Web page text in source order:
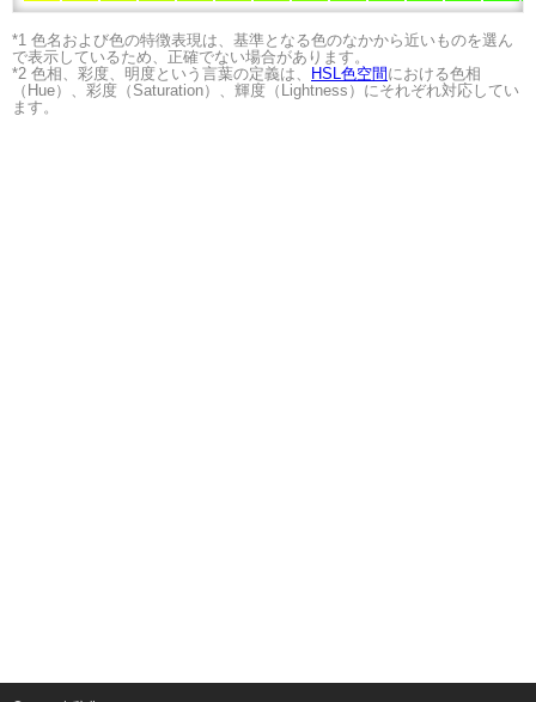
*1 色名および色の特徴表現は、基準となる色のなかから近いものを選ん
で表示しているため、正確でない場合があります。
*2 色相、彩度、明度という言葉の定義は、
HSL色空間 における色相
（Hue）、彩度（Saturation）、輝度（Lightness）にそれぞれ対応してい
ます。